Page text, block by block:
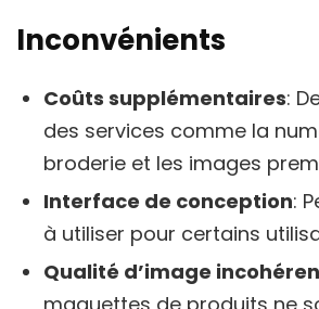
Inconvénients
Coûts supplémentaires:
des services comme la
broderie et les images
Interface de conception:
à utiliser pour certains
Qualité d’image